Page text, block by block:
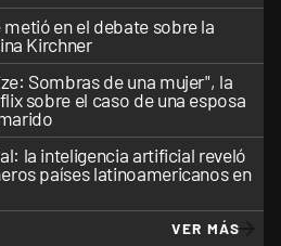
en el debate sobre la
Kirchner
Sombras de una mujer", la
sobre el caso de una esposa
la inteligencia artificial reveló
países latinoamericanos en
VER MÁS